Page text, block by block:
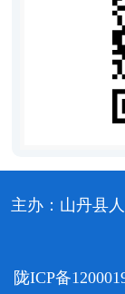
主办：山丹县
陇ICP备